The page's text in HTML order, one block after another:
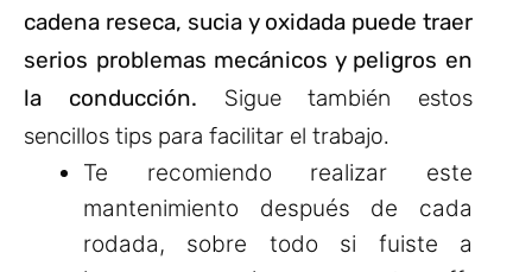
cadena reseca, sucia y oxidada puede traer
serios problemas mecánicos y peligros en
la conducción. Sigue también estos
sencillos tips para facilitar el trabajo.
Te recomiendo realizar este
mantenimiento después de cada
rodada, sobre todo si fuiste a